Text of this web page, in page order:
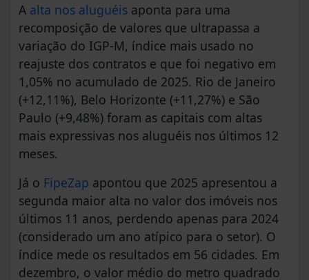
A alta nos aluguéis aponta para uma
recomposição de valores que ultrapassa a
variação do IGP-M, índice mais usado no
reajuste dos contratos e que foi negativo em
1,05% no acumulado de 2025. Rio de Janeiro
(+12,11%), Belo Horizonte (+11,27%) e São
Paulo (+9,48%) foram as capitais com altas
mais expressivas nos aluguéis nos últimos 12
meses.
Já o FipeZap apontou que 2025 apresentou a
segunda maior alta no valor dos imóveis nos
últimos 11 anos, perdendo apenas para 2024
(considerado um ano atípico para o setor). O
índice mede os resultados em 56 cidades. Em
dezembro, o valor médio do metro quadrado